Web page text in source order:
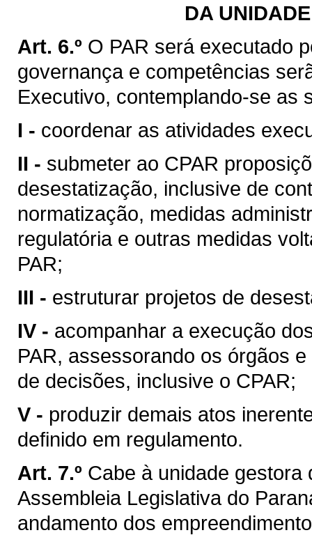
DA
Art. 6.º O PAR será executado
governança e competências
Executivo, contemplando-se as
I - coordenar as atividades
II - submeter ao CPAR
desestatização, inclusive de
normatização, medidas
regulatória e outras medidas
PAR;
III - estruturar projetos de
IV - acompanhar a execução
PAR, assessorando os órgãos
de decisões, inclusive o CPAR;
V - produzir demais atos
definido em regulamento.
Art. 7.º Cabe à unidade gestora
Assembleia Legislativa do
andamento dos